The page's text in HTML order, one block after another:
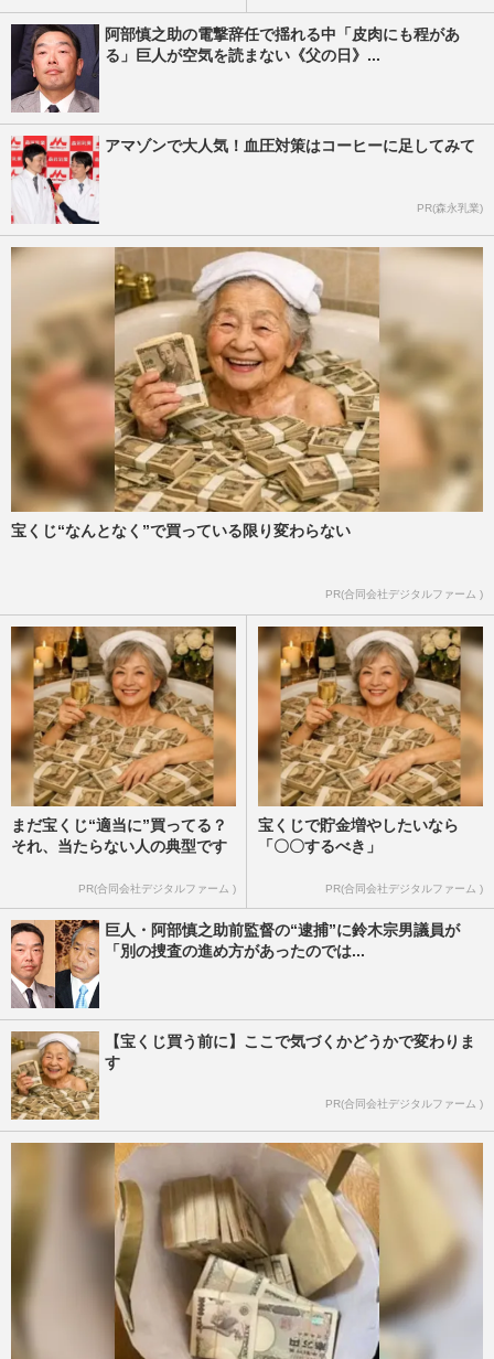
阿部慎之助の電撃辞任で揺れる中「皮肉にも程があ
る」巨人が空気を読まない《父の日》...
アマゾンで大人気！血圧対策はコーヒーに足してみて
PR(森永乳業)
宝くじ“なんとなく”で買っている限り変わらない
PR(合同会社デジタルファーム )
まだ宝くじ“適当に”買ってる？
それ、当たらない人の典型です
PR(合同会社デジタルファーム )
宝くじで貯金増やしたいなら
「〇〇するべき」
PR(合同会社デジタルファーム )
巨人・阿部慎之助前監督の“逮捕”に鈴木宗男議員が
「別の捜査の進め方があったのでは...
【宝くじ買う前に】ここで気づくかどうかで変わりま
す
PR(合同会社デジタルファーム )